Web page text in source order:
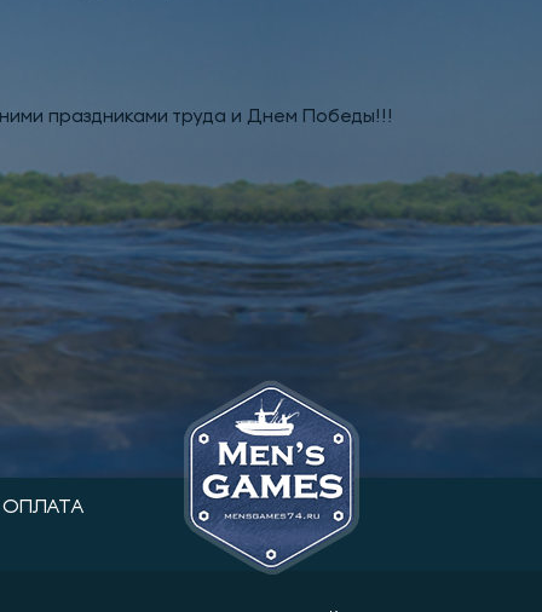
праздниками труда и Днем Победы!!!
ОПЛАТА